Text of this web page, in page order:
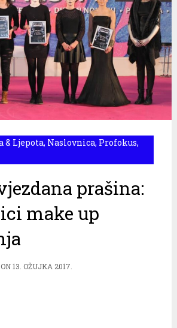
& Ljepota, Naslovnica, Profokus,
prašina:
make up
ON13. OŽUJKA 2017.